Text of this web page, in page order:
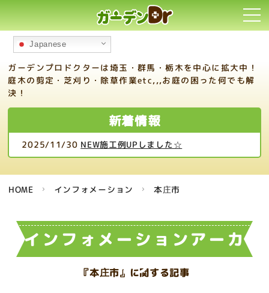
Japanese
ガーデンプロドクターは埼玉・群馬・栃木を中心に拡大中！
庭木の剪定・芝刈り・除草作業etc,,,お庭の困った何でも解
決！
新着情報
2025/11/30 NEW施工例UPしました☆
HOME インフォメーション 本庄市
インフォメーションアーカ
イブ
『本庄市』に関する記事